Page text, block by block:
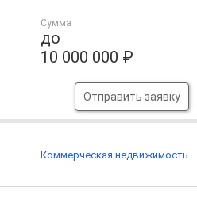
Сумма
до
10 000 000 ₽
Отправить заявку
Коммерческая недвижимость